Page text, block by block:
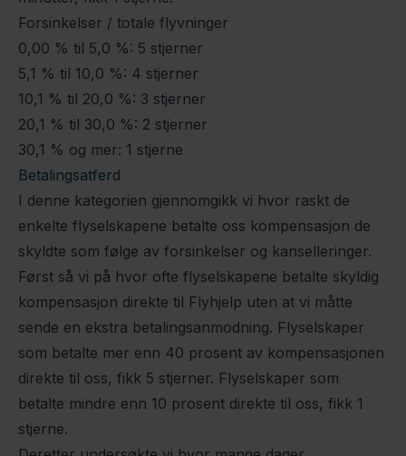
Forsinkelser / totale flyvninger
0,00 % til 5,0 %: 5 stjerner
5,1 % til 10,0 %: 4 stjerner
10,1 % til 20,0 %: 3 stjerner
20,1 % til 30,0 %: 2 stjerner
30,1 % og mer: 1 stjerne
Betalingsatferd
I denne kategorien gjennomgikk vi hvor raskt de
enkelte flyselskapene betalte oss kompensasjon de
skyldte som følge av forsinkelser og kanselleringer.
Først så vi på hvor ofte flyselskapene betalte skyldig
kompensasjon direkte til Flyhjelp uten at vi måtte
sende en ekstra betalingsanmodning. Flyselskaper
som betalte mer enn 40 prosent av kompensasjonen
direkte til oss, fikk 5 stjerner. Flyselskaper som
betalte mindre enn 10 prosent direkte til oss, fikk 1
stjerne.